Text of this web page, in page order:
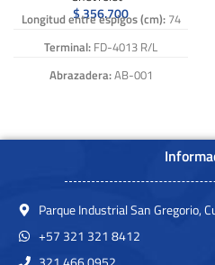
$356.700
Longitud entre espigos (cm): 74
Terminal: FD-4013 R/L
Abrazadera:AB-001
Parque Industrial San Gregorio,
+57 321 321 8412